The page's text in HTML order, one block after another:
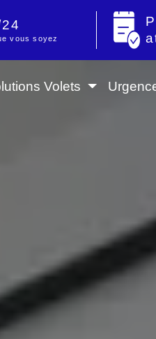
vous soyez
Volets